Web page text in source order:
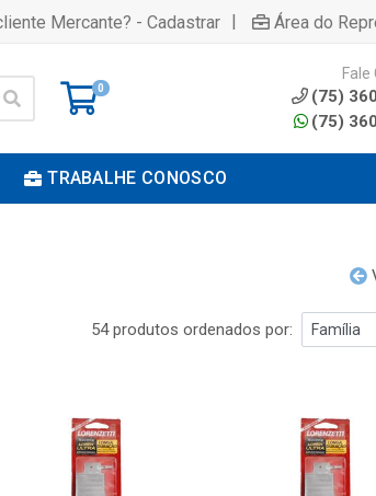
Mercante? - Cadastrar | Área do
0
Fale
(75)
(75)
TRABALHE CONOSCO
54 produtos ordenados por: